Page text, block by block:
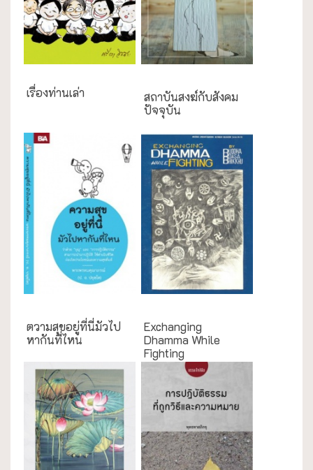
เรื่องท่านเล่า
สถาบันสงฆ์กับสังคม
ปัจจุบัน
ตวามสุขอยู่ที่นี่มัวไป
หากันที่ไหน
Exchanging
Dhamma While
Fighting